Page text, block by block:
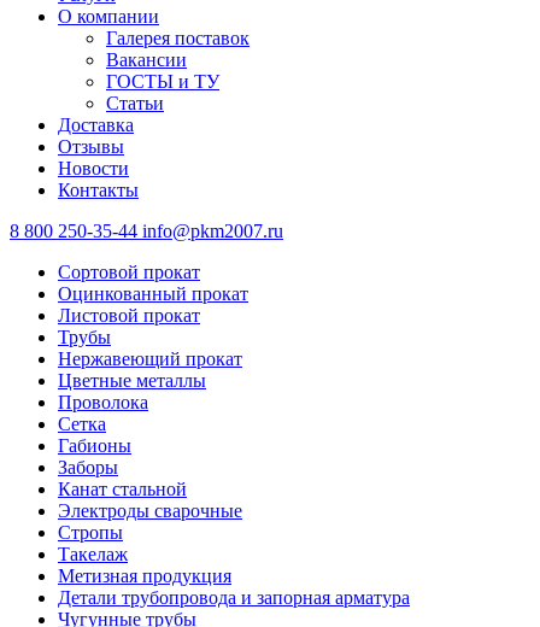
О компании
Галерея поставок
Вакансии
ГОСТЫ и ТУ
Статьи
Доставка
Отзывы
Новости
Контакты
8 800 250-35-44 info@pkm2007.ru
Сортовой прокат
Оцинкованный прокат
Листовой прокат
Трубы
Нержавеющий прокат
Цветные металлы
Проволока
Сетка
Габионы
Заборы
Канат стальной
Электроды сварочные
Стропы
Такелаж
Метизная продукция
Детали трубопровода и запорная арматура
Чугунные трубы